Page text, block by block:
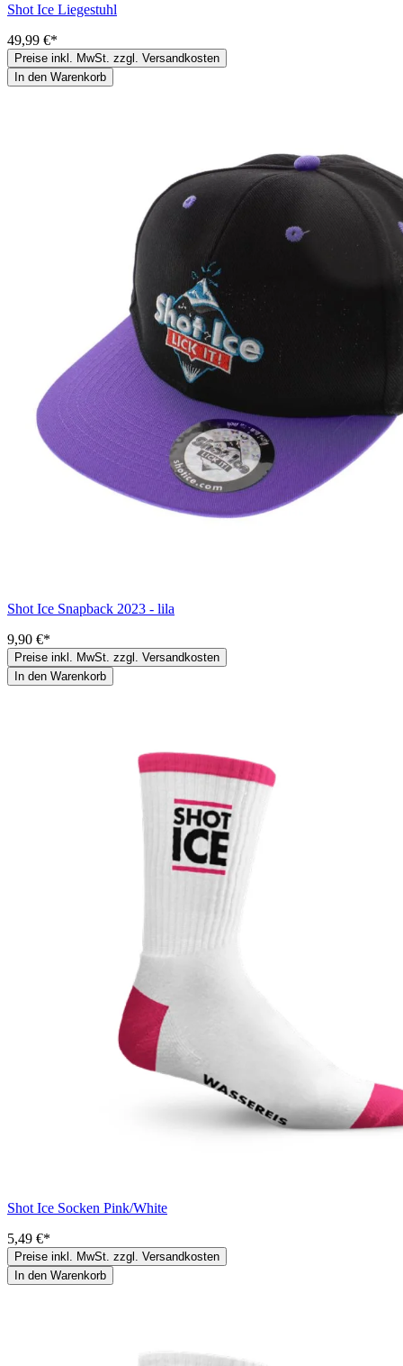
Shot Ice Liegestuhl
49,99 €*
Preise inkl. MwSt. zzgl. Versandkosten
In den Warenkorb
Shot Ice Snapback 2023 - lila
9,90 €*
Preise inkl. MwSt. zzgl. Versandkosten
In den Warenkorb
Shot Ice Socken Pink/White
5,49 €*
Preise inkl. MwSt. zzgl. Versandkosten
In den Warenkorb